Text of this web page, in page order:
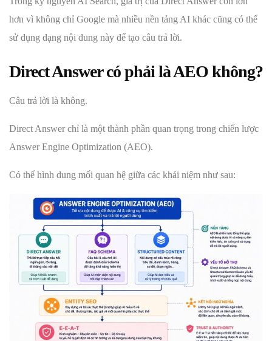
hơn vì không chỉ Google mà nhiều nền tảng AI khác cũng có thể
sử dụng dạng nội dung này để tạo câu trả lời.
Direct Answer có phải là AEO không?
Câu trả lời là không.
Direct Answer chỉ là một thành phần quan trọng trong chiến lược
Answer Engine Optimization (AEO).
Có thể hình dung mối quan hệ giữa các khái niệm như sau: